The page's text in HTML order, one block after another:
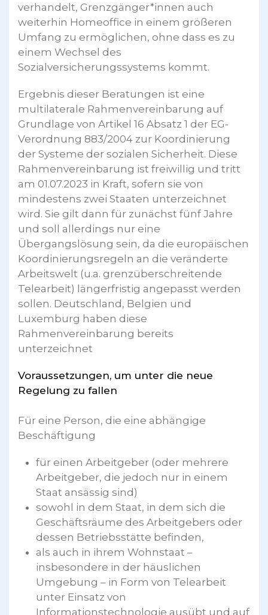
verhandelt, Grenzgänger*innen auch
weiterhin Homeoffice in einem größeren
Umfang zu ermöglichen, ohne dass es zu
einem Wechsel des
Sozialversicherungssystems kommt.
Ergebnis dieser Beratungen ist eine
multilaterale Rahmenvereinbarung auf
Grundlage von Artikel 16 Absatz 1 der EG-
Verordnung 883/2004 zur Koordinierung
der Systeme der sozialen Sicherheit. Diese
Rahmenvereinbarung ist freiwillig und tritt
am 01.07.2023 in Kraft, sofern sie von
mindestens zwei Staaten unterzeichnet
wird. Sie gilt dann für zunächst fünf Jahre
und soll allerdings nur eine
Übergangslösung sein, da die europäischen
Koordinierungsregeln an die veränderte
Arbeitswelt (u.a. grenzüberschreitende
Telearbeit) längerfristig angepasst werden
sollen. Deutschland, Belgien und
Luxemburg haben diese
Rahmenvereinbarung bereits
unterzeichnet
Voraussetzungen, um unter die neue
Regelung zu fallen
Für eine Person, die eine abhängige
Beschäftigung
für einen Arbeitgeber (oder mehrere
Arbeitgeber, die jedoch nur in einem
Staat ansässig sind)
sowohl in dem Staat, in dem sich die
Geschäftsräume des Arbeitgebers oder
dessen Betriebsstätte befinden,
als auch in ihrem Wohnstaat –
insbesondere in der häuslichen
Umgebung – in Form von Telearbeit
unter Einsatz von
Informationstechnologie ausübt und auf